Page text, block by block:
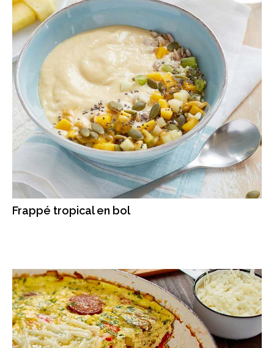
Frappé tropical en bol